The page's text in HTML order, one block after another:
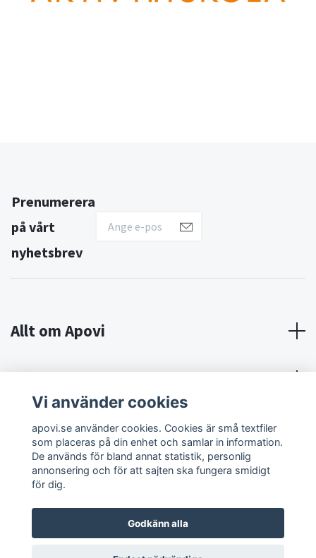
Prenumerera
på vårt
nyhetsbrev
Allt om Apovi
Om Apovi
Sociala medier
© 2026 Apovi
Vi använder cookies
apovi.se använder cookies. Cookies är små textfiler
som placeras på din enhet och samlar in information.
De används för bland annat statistik, personlig
annonsering och för att sajten ska fungera smidigt
för dig.
Godkänn alla